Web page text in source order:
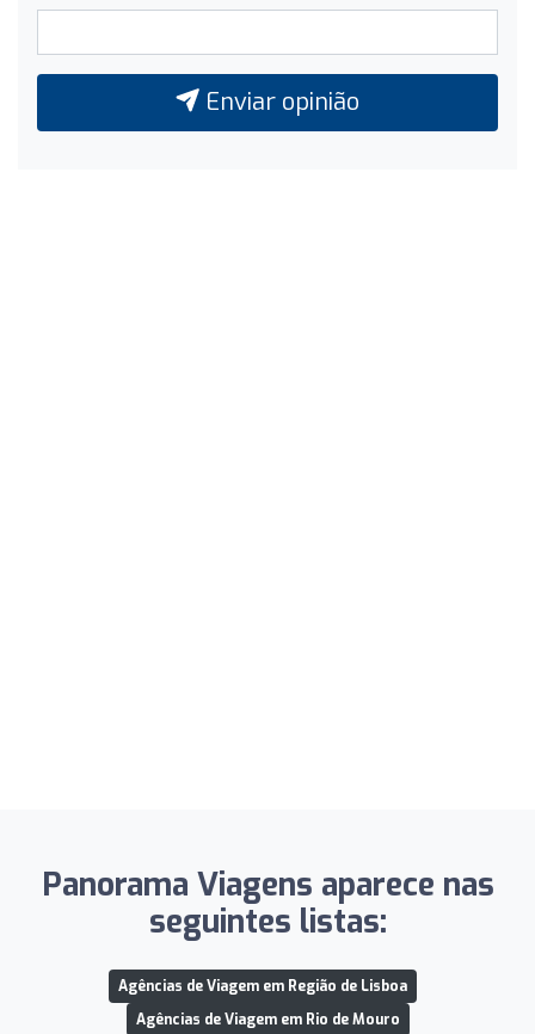
Enviar opinião
Panorama Viagens aparece nas
seguintes listas:
Agências de Viagem em Região de Lisboa
Agências de Viagem em Rio de Mouro